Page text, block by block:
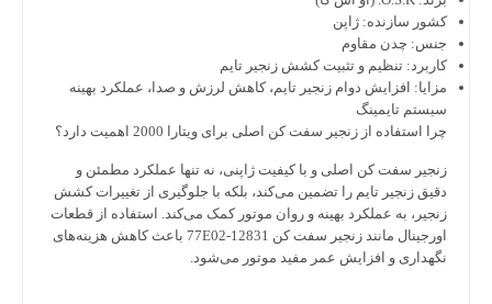
ژاپن
چدن مقاوم
تنظیم و تثبیت کشش زنجیر تایم
افزایش دوام زنجیر تایم، کاهش لرزش و صدا، عملکرد بهینه
تایمینگ
از زنجیر سفت کن اصلی برای ویتارا 2000 اهمیت دارد؟
سفت کن اصلی و با کیفیت ژاپنی، نه تنها عملکرد مطمئن و
تایم را تضمین می‌کند، بلکه با جلوگیری از تغییرات کشش
به عملکرد بهینه و روان موتور کمک می‌کند. استفاده از قطعات
اورجینال مانند زنجیر سفت کن 12831-77E02 باعث کاهش هزینه‌های
و افزایش عمر مفید موتور می‌شود.